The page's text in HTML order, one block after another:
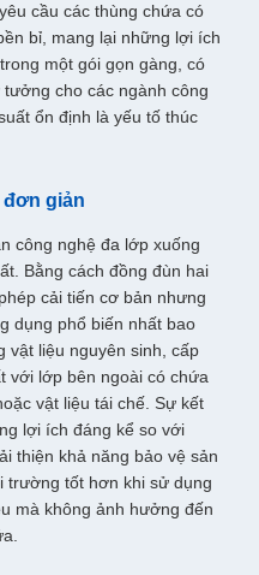
cầu các thùng chứa có
bỉ, mang lại những lợi ích
một gói gọn gàng, có
cho các ngành công
ổn định là yếu tố thúc
giản
công nghệ đa lớp xuống
Bằng cách đồng đùn hai
cải tiến cơ bản nhưng
dụng phổ biến nhất bao
vật liệu nguyên sinh, cấp
với lớp bên ngoài có chứa
vật liệu tái chế. Sự kết
lợi ích đáng kể so với
thiện khả năng bảo vệ sản
trường tốt hơn khi sử dụng
mà không ảnh hưởng đến